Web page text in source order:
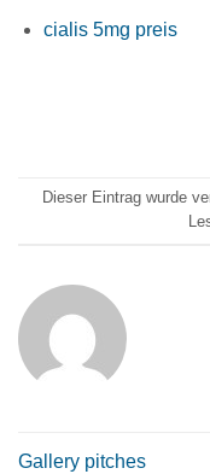
cialis 5mg preis
Dieser Eintrag wurde
Gallery pitches